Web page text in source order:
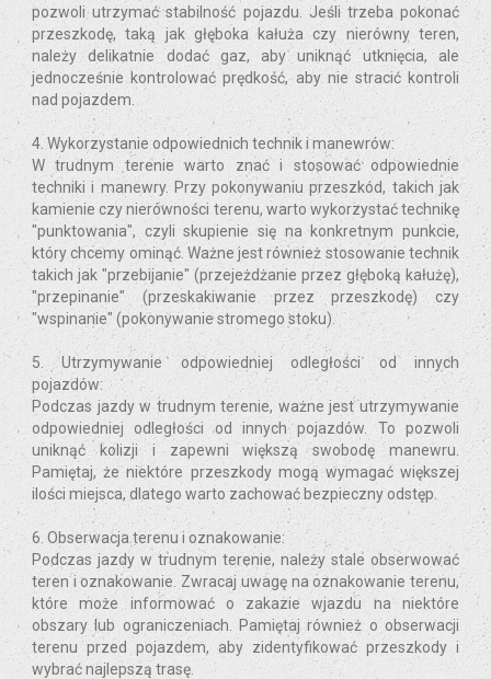
pozwoli utrzymać stabilność pojazdu. Jeśli trzeba pokonać
przeszkodę, taką jak głęboka kałuża czy nierówny teren,
należy delikatnie dodać gaz, aby uniknąć utknięcia, ale
jednocześnie kontrolować prędkość, aby nie stracić kontroli
nad pojazdem.
4. Wykorzystanie odpowiednich technik i manewrów:
W trudnym terenie warto znać i stosować odpowiednie
techniki i manewry. Przy pokonywaniu przeszkód, takich jak
kamienie czy nierówności terenu, warto wykorzystać technikę
"punktowania", czyli skupienie się na konkretnym punkcie,
który chcemy ominąć. Ważne jest również stosowanie technik
takich jak "przebijanie" (przejeżdżanie przez głęboką kałużę),
"przepinanie" (przeskakiwanie przez przeszkodę) czy
"wspinanie" (pokonywanie stromego stoku).
5. Utrzymywanie odpowiedniej odległości od innych
pojazdów:
Podczas jazdy w trudnym terenie, ważne jest utrzymywanie
odpowiedniej odległości od innych pojazdów. To pozwoli
uniknąć kolizji i zapewni większą swobodę manewru.
Pamiętaj, że niektóre przeszkody mogą wymagać większej
ilości miejsca, dlatego warto zachować bezpieczny odstęp.
6. Obserwacja terenu i oznakowanie:
Podczas jazdy w trudnym terenie, należy stale obserwować
teren i oznakowanie. Zwracaj uwagę na oznakowanie terenu,
które może informować o zakazie wjazdu na niektóre
obszary lub ograniczeniach. Pamiętaj również o obserwacji
terenu przed pojazdem, aby zidentyfikować przeszkody i
wybrać najlepszą trasę.